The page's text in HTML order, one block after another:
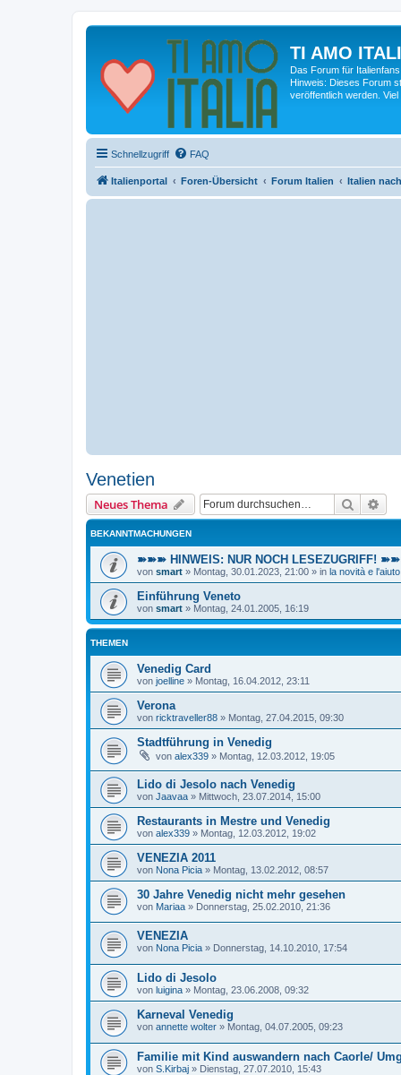
TI AMO
Das Forum für
Hinweis: Dieses Forum
veröffentlich werden.
Schnellzugriff FAQ
Italienportal Foren-Übersicht Forum Italien Italien
Venetien
Neues Thema Suche
BEKANNTMACHUNGEN
➽➽➽ HINWEIS: NUR NOCH LESEZUGRIFF!
von smart » Montag, 30.01.2023, 21:00 » in la novità e l'aiuto
Einführung Veneto
von smart » Montag, 24.01.2005, 16:19
THEMEN
Venedig Card
von joelline » Montag, 16.04.2012, 23:11
Verona
von ricktraveller88 » Montag, 27.04.2015, 09:30
Stadtführung in Venedig
von alex339 » Montag, 12.03.2012, 19:05
Lido di Jesolo nach Venedig
von Jaavaa » Mittwoch, 23.07.2014, 15:00
Restaurants in Mestre und Venedig
von alex339 » Montag, 12.03.2012, 19:02
VENEZIA 2011
von Nona Picia » Montag, 13.02.2012, 08:57
30 Jahre Venedig nicht mehr gesehen
von Mariaa » Donnerstag, 25.02.2010, 21:36
VENEZIA
von Nona Picia » Donnerstag, 14.10.2010, 17:54
Lido di Jesolo
von luigina » Montag, 23.06.2008, 09:32
Karneval Venedig
von annette wolter » Montag, 04.07.2005, 09:23
Familie mit Kind auswandern nach Caorle/
von S.Kirbaj » Dienstag, 27.07.2010, 15:43